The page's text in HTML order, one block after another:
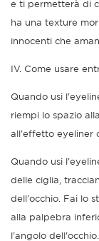
e ti permetterà di
ha una texture
innocenti che
IV. Come usare
Quando usi
riempi lo spazio
all'effetto eyeliner
Quando usi
delle ciglia,
dell'occhio. Fai lo
alla palpebra
l'angolo